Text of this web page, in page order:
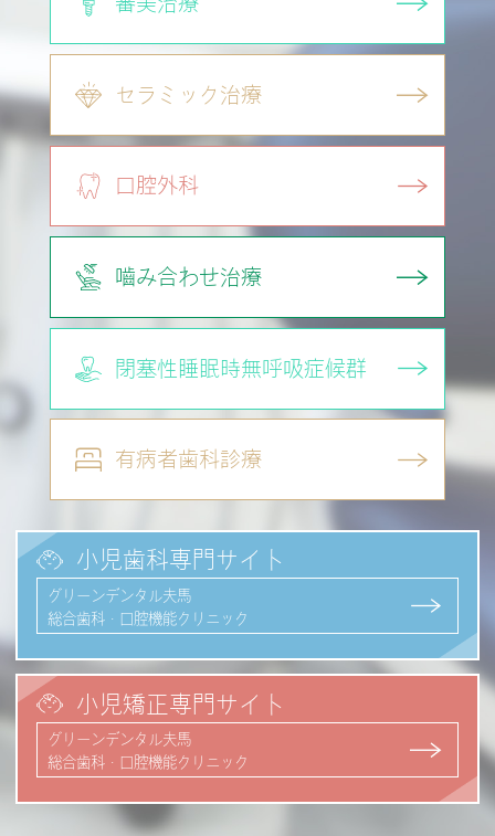
セラミック治療
口腔外科
嚙み合わせ治療
閉塞性睡眠時無呼吸症候群
有病者歯科診療
小児歯科専門サイト
グリーンデンタル夫馬
総合歯科・口腔機能クリニック
小児矯正専門サイト
グリーンデンタル夫馬
総合歯科・口腔機能クリニック